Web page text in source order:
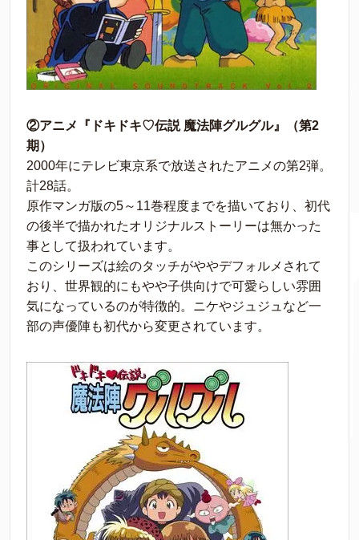
②アニメ『ドキドキ♡伝説 魔法陣グルグル』（第2
期）
2000年にテレビ東京系で放送されたアニメの第2弾。
計28話。
原作マンガ版の5～11巻程度までを描いており、初代
の後半で描かれたオリジナルストーリーは無かった
事として扱われています。
このシリーズは絵のタッチがややデフォルメされて
おり、世界観的にもやや子供向けで可愛らしい雰囲
気になっているのが特徴的。ニケやジュジュなど一
部の声優陣も初代から変更されています。